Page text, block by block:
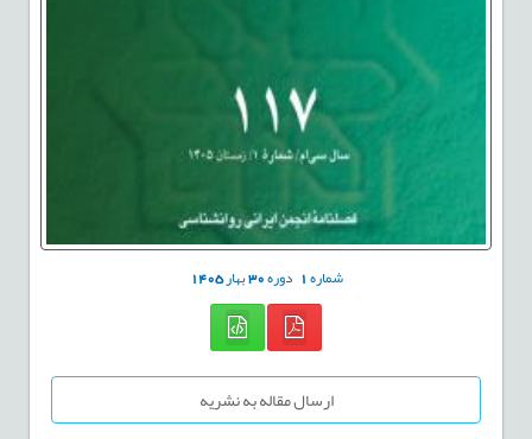
شماره1 دوره30بهار1405
ارسال مقاله به نشریه